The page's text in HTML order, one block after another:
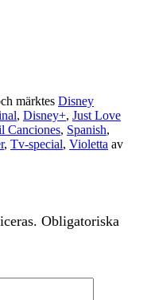
märktes Disney
, Disney+, Just Love
Canciones, Spanish,
, Tv-special, Violetta av
Obligatoriska